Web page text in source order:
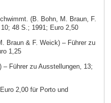
(B. Bohn, M. Braun, F.
48 S.; 1991; Euro 2,50
Braun & F. Weick) – Führer zu
1,25
Führer zu Ausstellungen, 13;
2,00 für Porto und